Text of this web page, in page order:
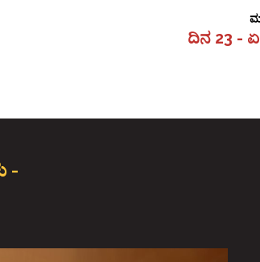
ದಿನ 23 -
-